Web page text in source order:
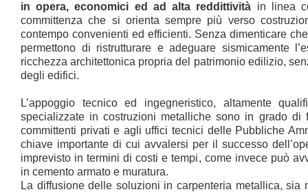
in opera, economici ed ad alta reddittività in linea
committenza che si orienta sempre più verso
contempo convenienti ed efficienti. Senza dimenticare
permettono di ristrutturare e adeguare sismicamente
ricchezza architettonica propria del patrimonio edilizio,
degli edifici.
L’appoggio tecnico ed ingegneristico, altamente
specializzate in costruzioni metalliche sono in grado di
committenti privati e agli uffici tecnici delle Pubbliche
chiave importante di cui avvalersi per il successo
imprevisto in termini di costi e tempi, come invece può
in cemento armato e muratura.
La diffusione delle soluzioni in carpenteria metallica, sia